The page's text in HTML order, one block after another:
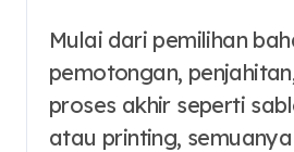
Mulai dari pemilihan
pemotongan,
proses akhir seperti
atau printing,